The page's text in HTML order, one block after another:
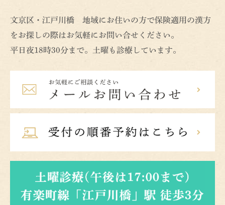
文京区・江戸川橋 地域にお住いの方で保険適用の漢方
をお探しの際はお気軽にお問い合せください。
平日夜18時30分まで。土曜も診療しています。